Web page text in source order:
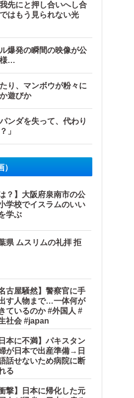
先にと押し合いへし合
はもう見られない光
爆発の瞬間の映像が公
様…
り、マンボウが粉々に
遊びか
ンダを失って、代わり
」
は？】大阪府泉南市の公
学校でイスラムのいい
学ぶ
県 ムスリムの礼拝 拒
名古屋騒然】警察官に手
す人物まで…一体何が
ているのか #外国人 #
社会 #japan
日本に不満】パキスタン
が日本で出産準備→日
話せないため病院に断
る
衝撃】日本に帰化した元